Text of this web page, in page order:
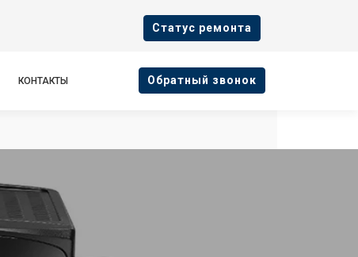
Cтатус ремонта
КОНТАКТЫ Oбратный звонок